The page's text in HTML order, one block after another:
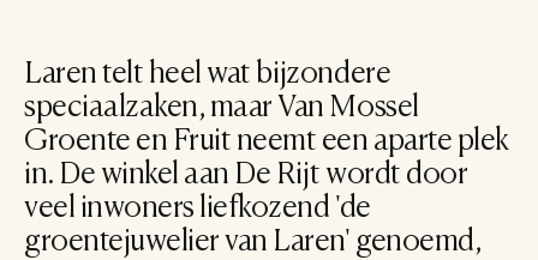
Laren telt heel wat bijzondere
speciaalzaken, maar Van Mossel
Groente en Fruit neemt een aparte plek
in. De winkel aan De Rijt wordt door
veel inwoners liefkozend 'de
groentejuwelier van Laren' genoemd,